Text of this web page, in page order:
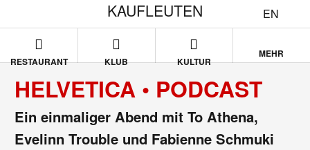
EN
KAUFLEUTEN
RESTAURANT KLUB KULTUR
MEHR
HELVETICA • PODCAST
Ein einmaliger Abend mit To Athena,
Evelinn Trouble und Fabienne Schmuki